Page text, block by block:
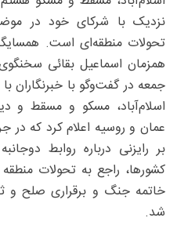
نزدیک با شرکای خود در
تحولات منطقه‌ای است.
همزمان اسماعیل بقائی
جمعه در گفت‌وگو با خبرنگاران
اسلام‌آباد، مسکو و مسقط و
عمان و روسیه اعلام کرد که در
بر رایزنی درباره روابط
کشورها، راجع به تحولات
خاتمه جنگ و برقراری صلح و
شد.